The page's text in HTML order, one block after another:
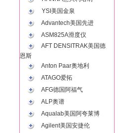
YSI美国金泉
Advantech美国先进
ASM825A滑度仪
AFT DENSITRAK美国德
恩斯
Anton Paar奥地利
ATAGO爱拓
AFG德国阿福气
ALP奥谱
Aqualab美国阿夸莱博
Agilent美国安捷伦